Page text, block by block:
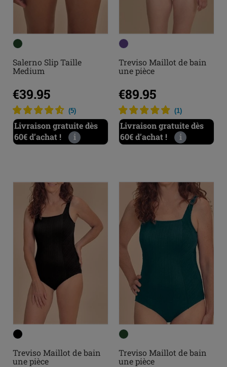
Salerno Slip Taille
Medium
€39.95
(5)
Livraison gratuite dès
60€ d’achat !
i
Treviso Maillot de bain
une pièce
€89.95
(1)
Livraison gratuite dès
60€ d’achat !
i
Treviso Maillot de bain
une pièce
Treviso Maillot de bain
une pièce